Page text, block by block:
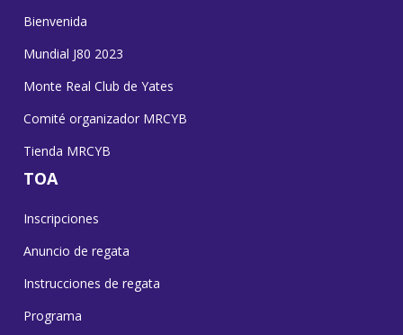
Bienvenida
Mundial J80 2023
Monte Real Club de Yates
Comité organizador MRCYB
Tienda MRCYB
TOA
Inscripciones
Anuncio de regata
Instrucciones de regata
Programa